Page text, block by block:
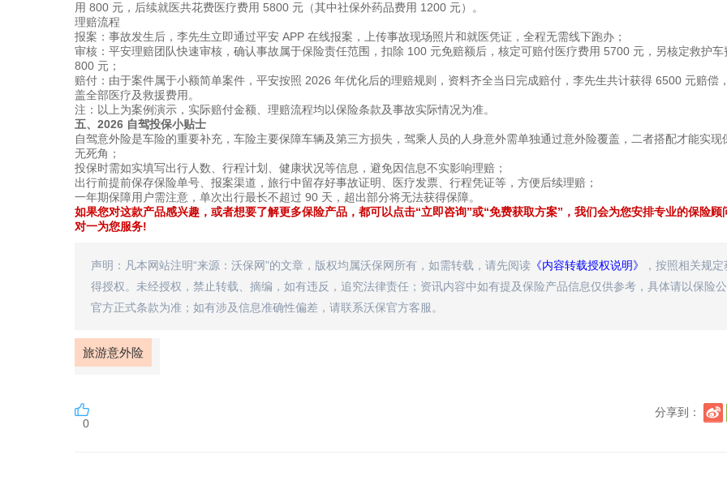
用 800 元，后续就医共花费医疗费用 5800 元（其中社保外药品费用 1200 元）。
理赔流程
报案：事故发生后，李先生立即通过平安 APP 在线报案，上传事故现场照片和就医凭证，全程无需线下跑办；
审核：平安理赔团队快速审核，确认事故属于保险责任范围，扣除 100 元免赔额后，核定可赔付医疗费用 5700 元，另核定救护车
800 元；
赔付：由于案件属于小额简单案件，平安按照 2026 年优化后的理赔规则，资料齐全当日完成赔付，李先生共计获得 6500 元赔偿
盖全部医疗及救援费用。
注：以上为案例演示，实际赔付金额、理赔流程均以保险条款及事故实际情况为准。
五、2026 自驾投保小贴士
自驾意外险是车险的重要补充，车险主要保障车辆及第三方损失，驾乘人员的人身意外需单独通过意外险覆盖，二者搭配才能实现
无死角；
投保时需如实填写出行人数、行程计划、健康状况等信息，避免因信息不实影响理赔；
出行前提前保存保险单号、报案渠道，旅行中留存好事故证明、医疗发票、行程凭证等，方便后续理赔；
一年期保障用户需注意，单次出行最长不超过 90 天，超出部分将无法获得保障。
如果您对这款产品感兴趣，或者想要了解更多保险产品，都可以点击“立即咨询”或“免费获取方案”，我们会为您安排专业的保险顾
对一为您服务!
声明：凡本网站注明“来源：沃保网”的文章，版权均属沃保网所有，如需转载，请先阅读《内容转载授权说明》
，按照相关规定
得授权。未经授权，禁止转载、摘编，如有违反，追究法律责任；资讯内容中如有提及保险产品信息仅供参考，具体请以保险公
官方正式条款为准；如有涉及信息准确性偏差，请联系沃保官方客服。
旅游意外险
0
分享到：